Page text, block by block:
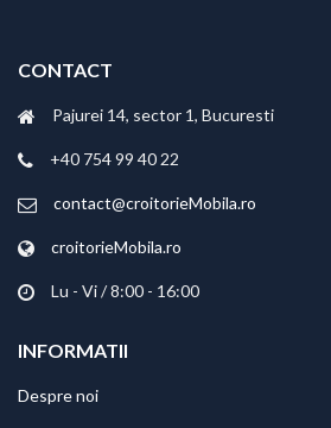
CONTACT
Pajurei 14, sector 1, Bucuresti
+40 754 99 40 22
contact@croitorieMobila.ro
croitorieMobila.ro
Lu - Vi / 8:00 - 16:00
INFORMATII
Despre noi